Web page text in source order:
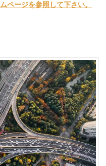
ページを参照して下さい。